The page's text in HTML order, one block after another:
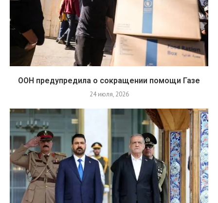
ООН предупредила о сокращении помощи Газе
24 июля, 2026